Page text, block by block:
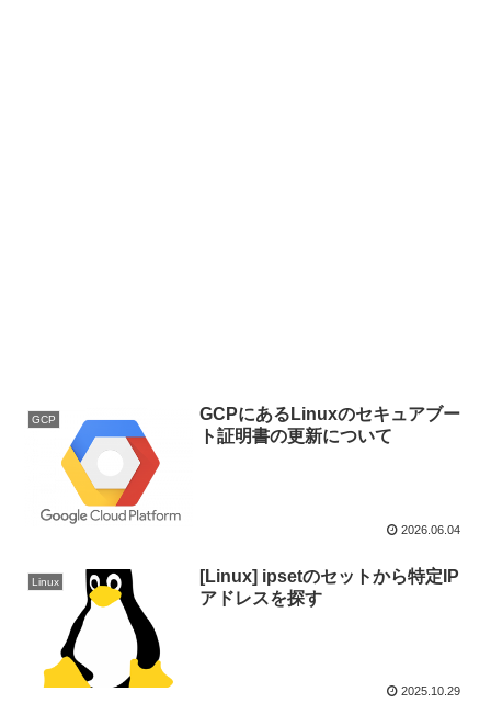
GCP
GCPにあるLinuxのセキュアブー
ト証明書の更新について
2026.06.04
Linux
[Linux] ipsetのセットから特定IP
アドレスを探す
2025.10.29